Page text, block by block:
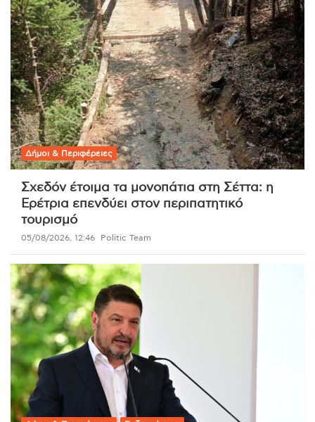
Δήμοι & Περιφέρειες
Σχεδόν έτοιμα τα μονοπάτια στη Σέττα: η
Ερέτρια επενδύει στον περιπατητικό
τουρισμό
05/08/2026, 12:46 Politic Team